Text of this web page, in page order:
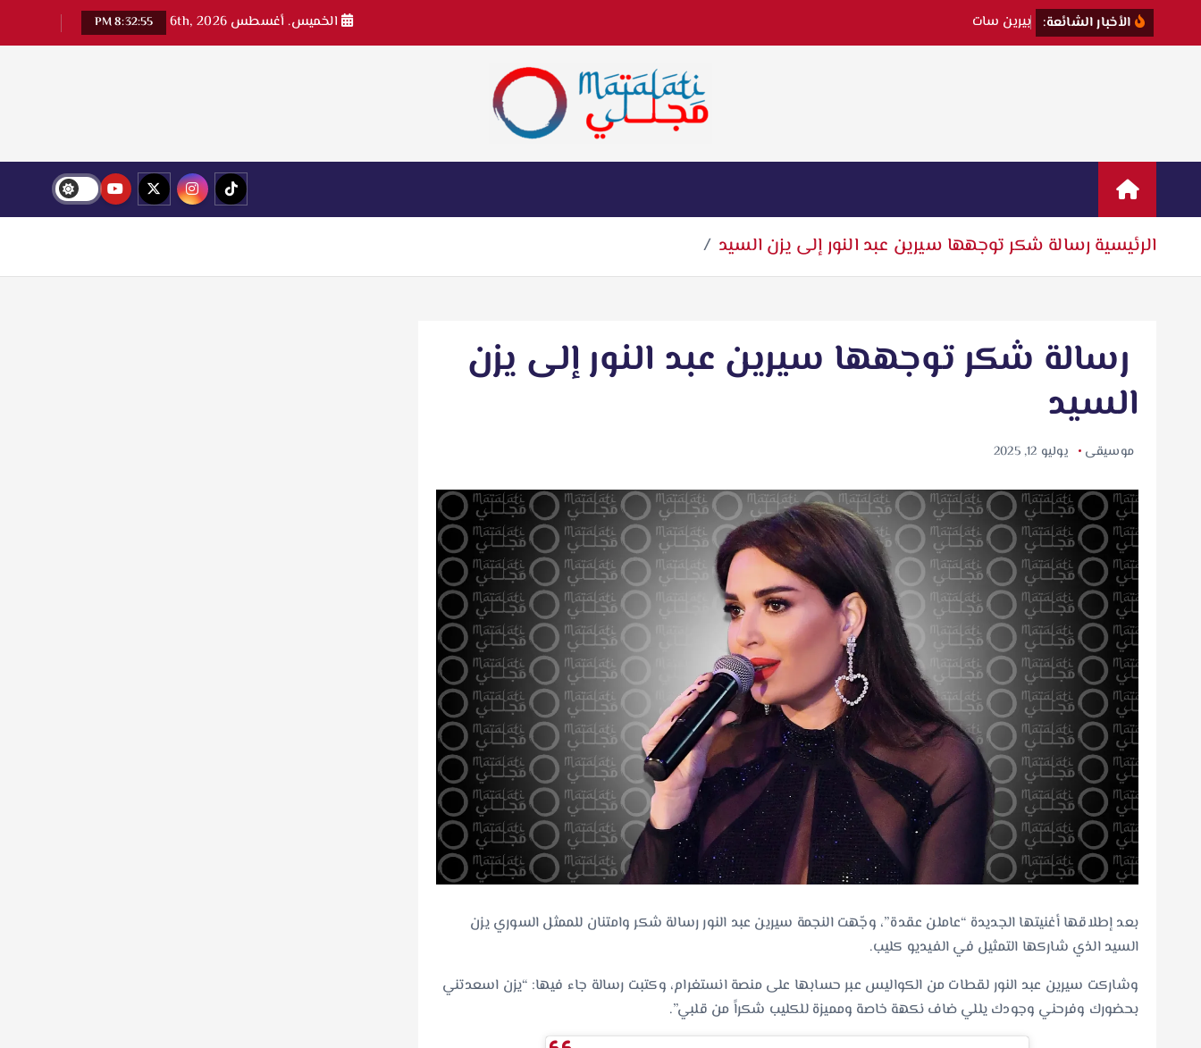
ل
و
إ
الأخبار الشائعة: بيرين سات الخميس. أغسطس 6th, 2026 8:32:56 PM
اخبار فنية وترفيهية
الرئيسية رسالة شكر توجهها سيرين عبد النور إلى يزن السيد
رسالة شكر توجهها سيرين عبد النور إلى يزن
السيد
موسيقى يوليو 12, 2025
بعد إطلاقها أغنيتها الجديدة “عاملن عقدة”، وجّهت النجمة سيرين عبد النور رسالة شكر وامتنان للممثل السوري يزن
السيد الذي شاركها التمثيل في الفيديو كليب.
وشاركت سيرين عبد النور لقطات من الكواليس عبر حسابها على منصة انستغرام، وكتبت رسالة جاء فيها: “يزن اسعدتني
بحضورك وفرحني وجودك يللي ضاف نكهة خاصة ومميزة للكليب شكراً من قلبي”.